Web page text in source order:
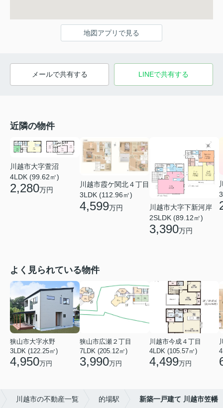
地図アプリで見る
メールで共有する LINEで共有する
近隣の物件
川越市大字萱沼
4LDK (99.62㎡)
2,280万円
川越市霞ケ関北４丁目
3LDK (112.96㎡)
4,599万円
川越市大字下新河岸
2SLDK (89.12㎡)
3,390万円
よく見られている物件
狭山市大字水野
3LDK (122.25㎡)
4,950万円
狭山市広瀬２丁目
7LDK (205.12㎡)
3,990万円
川越市今成４丁目
4LDK (105.57㎡)
4,499万円
川越市の不動産一覧 的場駅 新築一戸建て 川越市笠幡